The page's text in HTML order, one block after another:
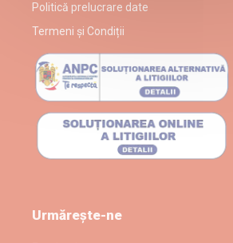
Politică prelucrare date
Termeni și Condiții
Urmărește-ne